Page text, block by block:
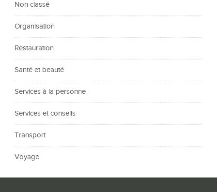
Non classé
Organisation
Restauration
Santé et beauté
Services à la personne
Services et conseils
Transport
Voyage